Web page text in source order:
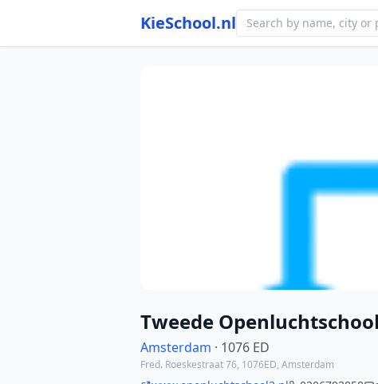
KieSchool.nl
Tweede
Amsterdam · 1076 ED
Fred. Roeskestraat 76, 1076ED, Amsterdam